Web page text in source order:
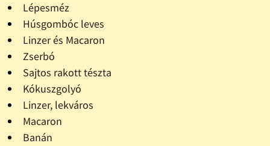
Lépesméz
Húsgombóc leves
Linzer és Macaron
Zserbó
Sajtos rakott tészta
Kókuszgolyó
Linzer, lekváros
Macaron
Banán